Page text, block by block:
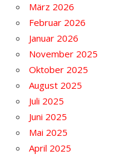
März 2026
Februar 2026
Januar 2026
November 2025
Oktober 2025
August 2025
Juli 2025
Juni 2025
Mai 2025
April 2025